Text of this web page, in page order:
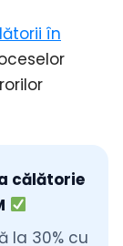
în
călătorie
la 30% cu